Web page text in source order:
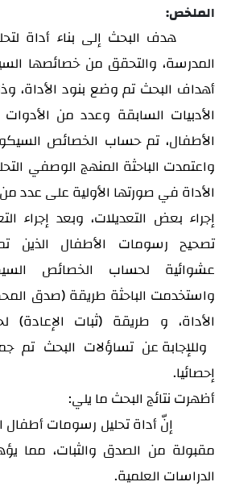
الملخص:
هدف البحث إلى بناء أداة
المدرسة، والتحقق من خصائصها
أهداف البحث تم وضع بنود الأداة،
الأدبيات السابقة وعدد من
واعتمدت الباحثة المنهج الوصفي
الأداة في صورتها الأولية على عدد
إجراء بعض التعديلات، وبعد إجراء
تصحيح رسومات الأطفال الذين
عشوائية لحساب الخصائص
واستخدمت الباحثة طريقة (صدق
الأداة، و طريقة (ثبات الإعادة)
وللإجابة عن تساؤلات البحث تم
إحصائيا.
أظهرت نتائج البحث ما يلي:
إنّ أداة تحليل رسومات أطفال
مقبولة من الصدق والثبات، مما
الدراسات العلمية.